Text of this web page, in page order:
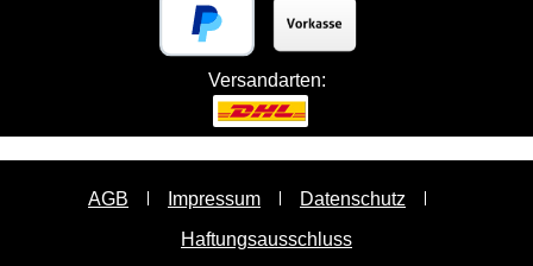
Versandarten:
AGB Impressum
Datenschutz
Haftungsausschluss